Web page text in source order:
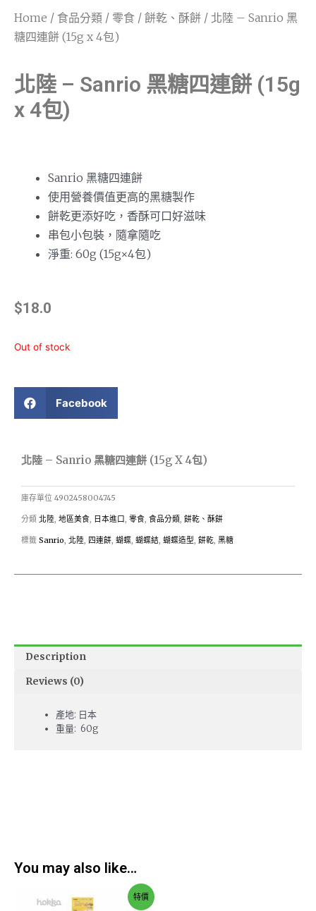
Home / 食品分類 / 零食 / 餅乾、酥餅 / 北陸 – Sanrio 黑
糖四連餅 (15g x 4包)
北陸 – Sanrio 黑糖四連餅 (15g
x 4包)
Sanrio 黑糖四連餅
使用營養價值更高的黑糖製作
餅乾更添好吃，香酥可口好滋味
串包小包裝，隨拿隨吃
淨重: 60g (15g×4包)
$18.0
Out of stock
Facebook
You may also like…
特價
北陸 – Sanrio 黑糖四連餅 (15g X 4包)
庫存單位 4902458004745
分類 北陸 地區美食 日本進口 零食 食品分類 餅乾、酥餅
標籤 Sanrio 北陸 四連餅 蝴蝶 蝴蝶結 蝴蝶造型 餅乾 黑糖
Description
Reviews (0)
產地: 日本
重量: 60g